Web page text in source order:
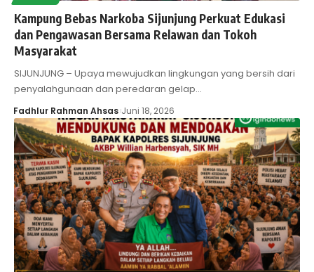
Kampung Bebas Narkoba Sijunjung Perkuat Edukasi
dan Pengawasan Bersama Relawan dan Tokoh
Masyarakat
SIJUNJUNG – Upaya mewujudkan lingkungan yang bersih dari
penyalahgunaan dan peredaran gelap…
Fadhlur Rahman Ahsas Juni 18, 2026